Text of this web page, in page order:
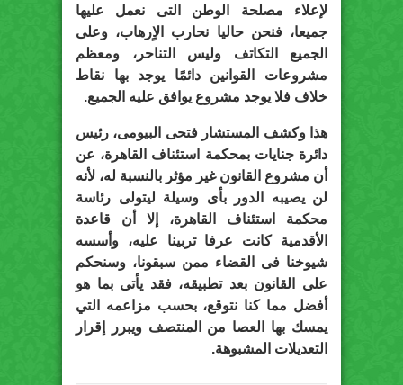
لإعلاء مصلحة الوطن التى نعمل عليها
جميعا، فنحن حاليا نحارب الاٍرهاب، وعلى
الجميع التكاتف وليس التناحر، ومعظم
مشروعات القوانين دائمًا يوجد بها نقاط
خلاف فلا يوجد مشروع يوافق عليه الجميع.
هذا وكشف المستشار فتحى البيومى، رئيس
دائرة جنايات بمحكمة استئناف القاهرة، عن
أن مشروع القانون غير مؤثر بالنسبة له، لأنه
لن يصيبه الدور بأى وسيلة ليتولى رئاسة
محكمة استئناف القاهرة، إلا أن قاعدة
الأقدمية كانت عرفا تربينا عليه، وأسسه
شيوخنا فى القضاء ممن سبقونا، وسنحكم
على القانون بعد تطبيقه، فقد يأتى بما هو
أفضل مما كنا نتوقع، بحسب مزاعمه التي
يمسك بها العصا من المنتصف ويبرر إقرار
التعديلات المشبوهة.